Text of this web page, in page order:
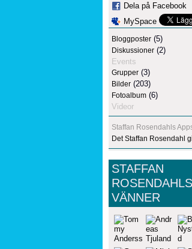
Dela på Facebook
MySpace
Bloggposter (5)
Diskussioner (2)
Events
Grupper (3)
Bilder (203)
Fotoalbum (6)
Videor
Staffan Rosendahls
Det Staffan Rosendahl
STAFFAN
ROSENDAHLS
VÄNNER